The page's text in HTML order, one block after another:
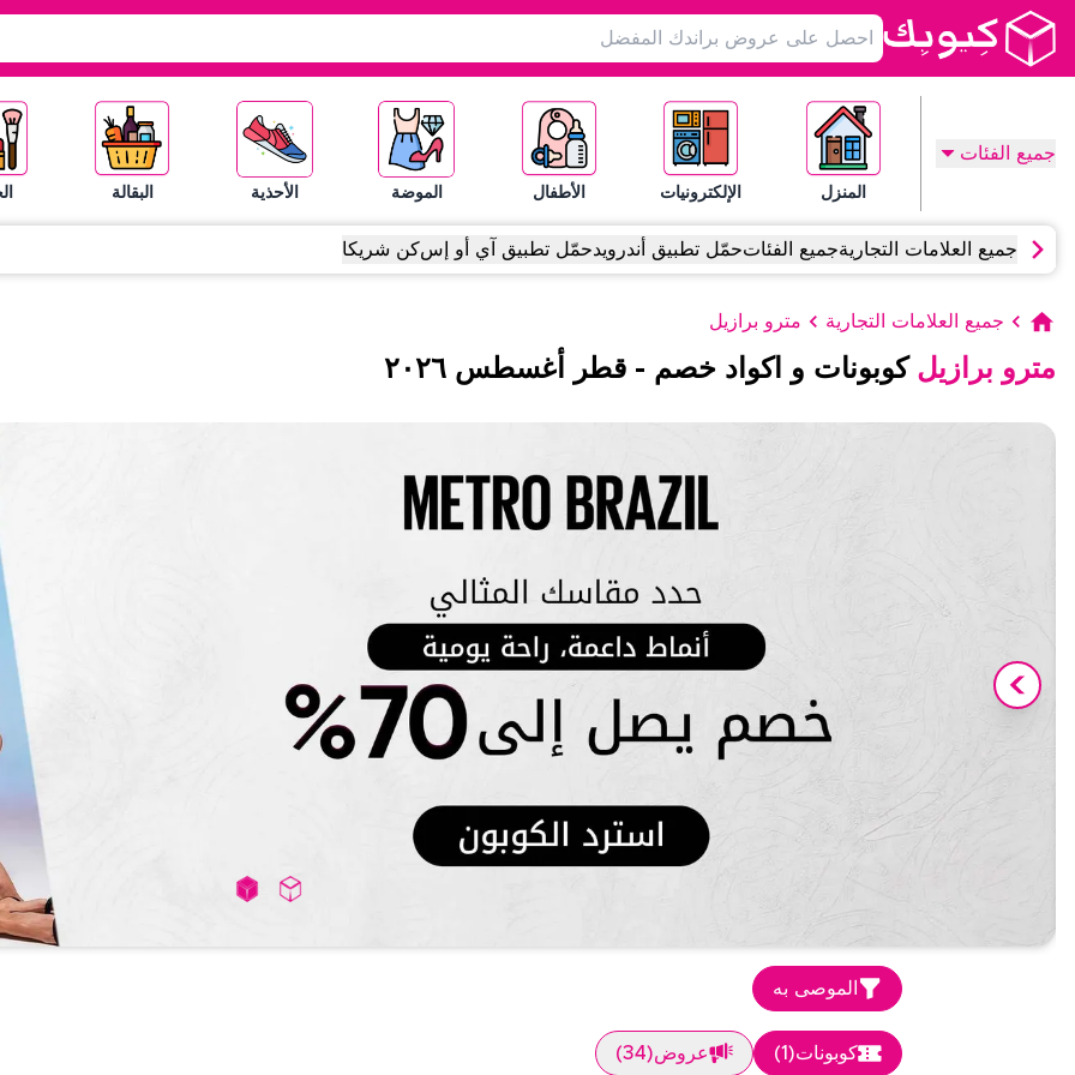
جميع الفئات
المنزل الإلكترونيات الأطفال الموضة الأحذية البقالة
جميع العلامات التجاريةجميع الفئاتحمّل تطبيق أندرويدحمّل تطبيق آي أو إسكن شريكا
جميع العلامات التجارية مترو برازيل
مترو برازيل كوبونات و اكواد خصم - قطر أغسطس ٢٠٢٦
الموصى به
كوبونات(
1
) عروض(
34
)